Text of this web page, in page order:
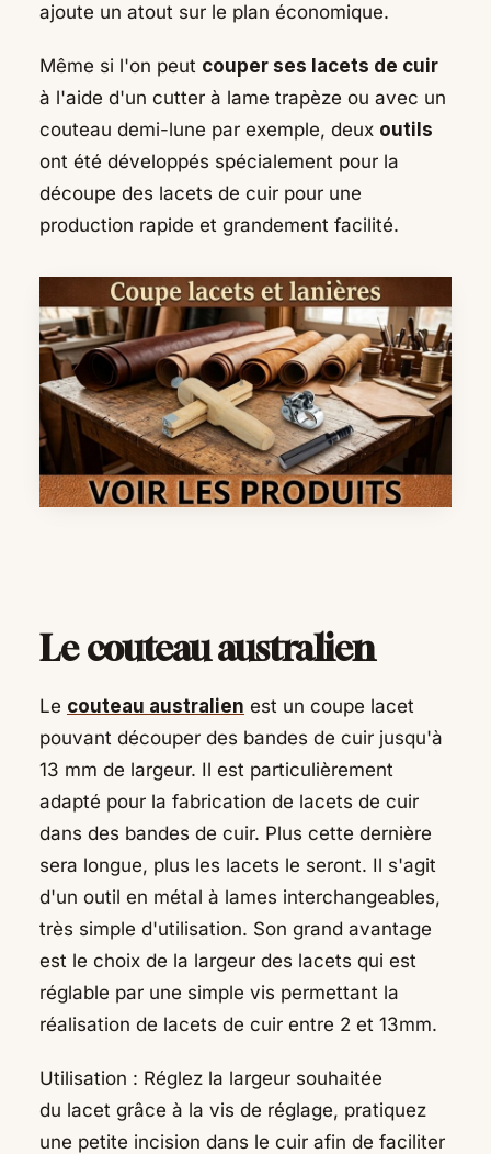
ajoute un atout sur le plan économique.
Même si l'on peut couper ses lacets de cuir
à l'aide d'un cutter à lame trapèze ou avec un
couteau demi-lune par exemple, deux outils
ont été développés spécialement pour la
découpe des lacets de cuir pour une
production rapide et grandement facilité.
Le couteau australien
Le couteau australien est un coupe lacet
pouvant découper des bandes de cuir jusqu'à
13 mm de largeur. Il est particulièrement
adapté pour la fabrication de lacets de cuir
dans des bandes de cuir. Plus cette dernière
sera longue, plus les lacets le seront. Il s'agit
d'un outil en métal à lames interchangeables,
très simple d'utilisation. Son grand avantage
est le choix de la largeur des lacets qui est
réglable par une simple vis permettant la
réalisation de lacets de cuir entre 2 et 13mm.
Utilisation : Réglez la largeur souhaitée
du lacet grâce à la vis de réglage, pratiquez
une petite incision dans le cuir afin de faciliter